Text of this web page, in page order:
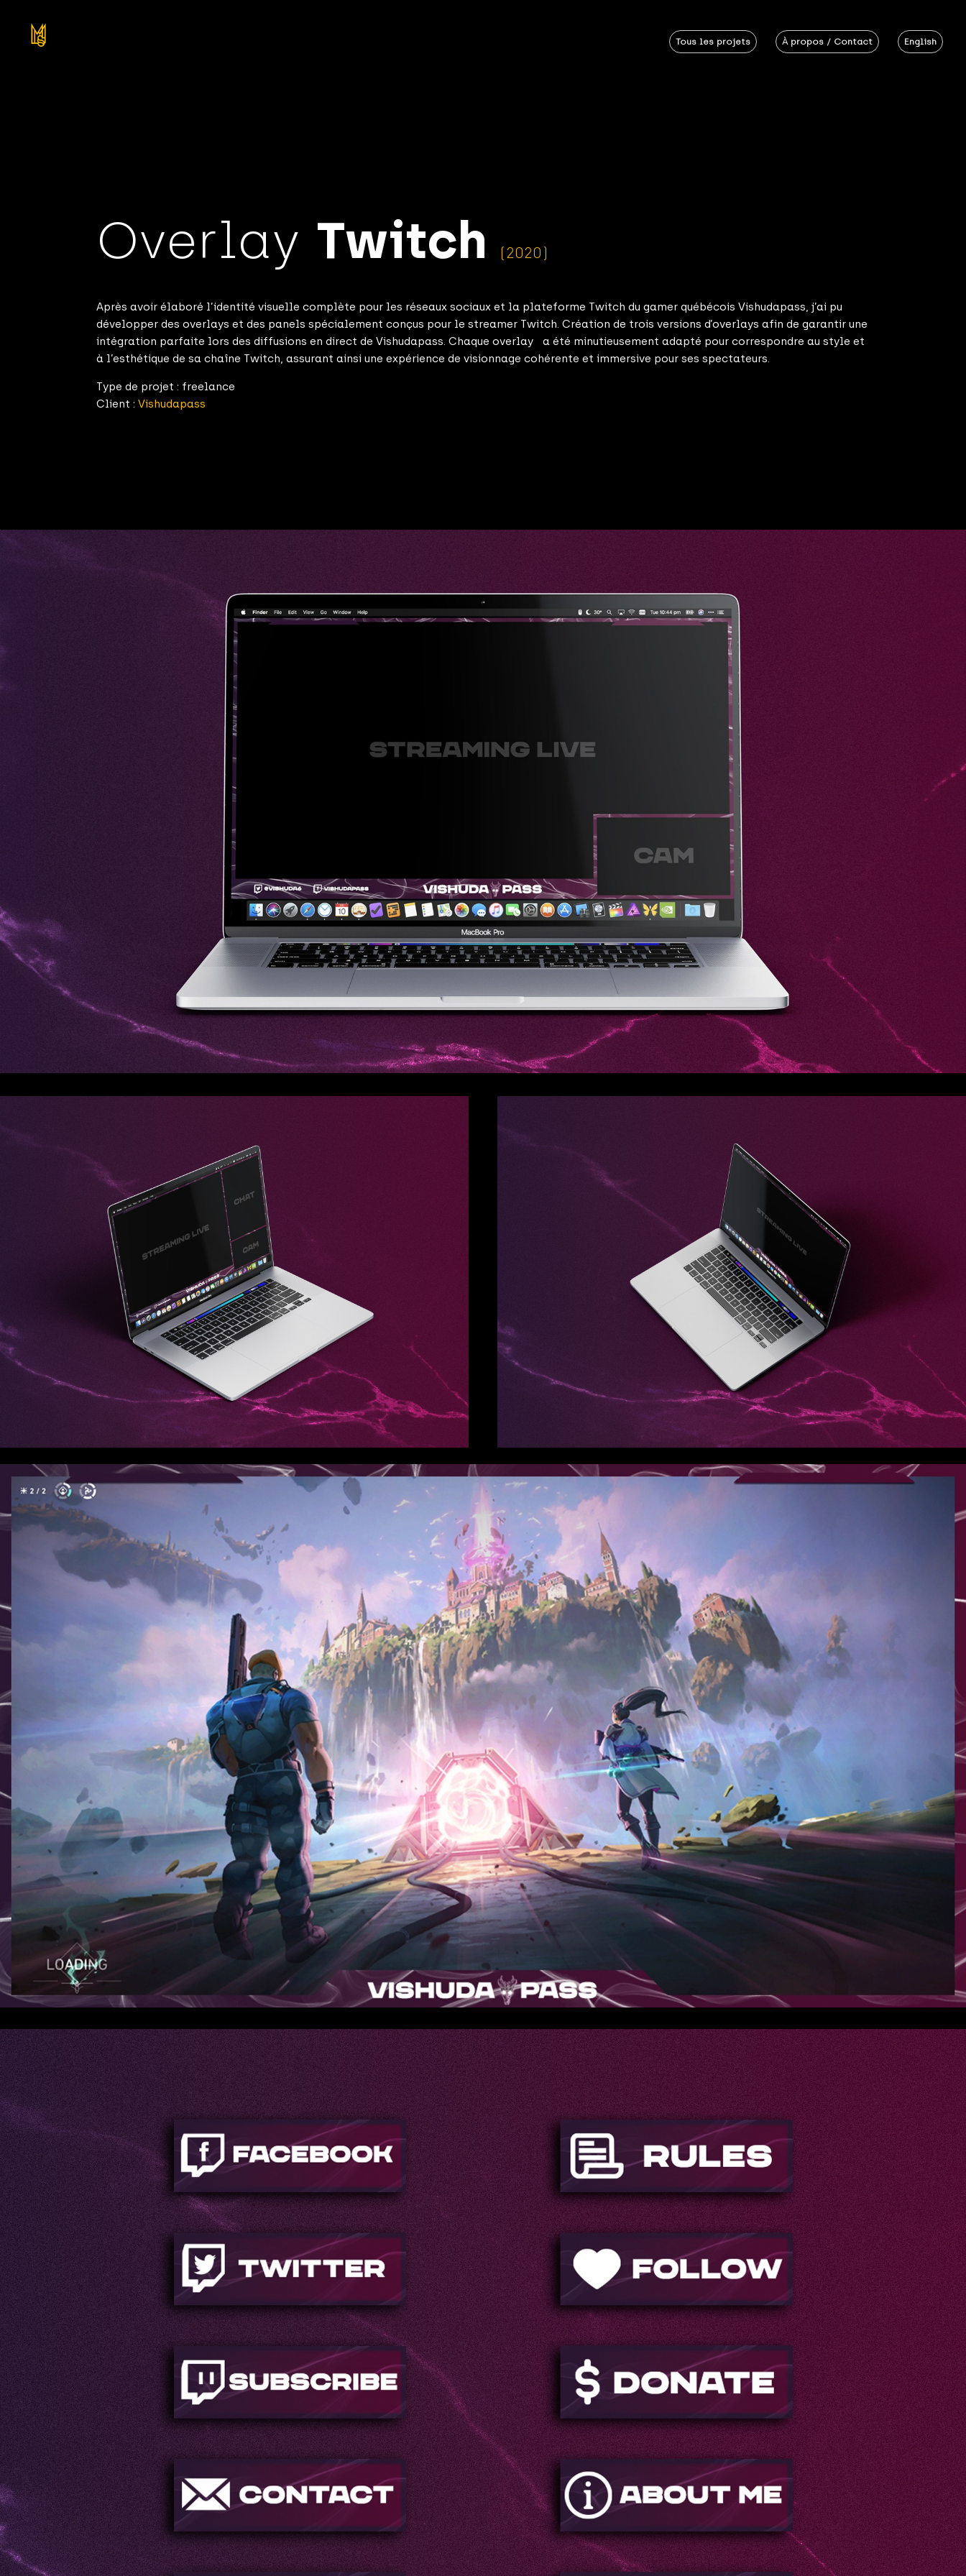
Tous les projets À propos / Contact English
Overlay Twitch (2020)
Après avoir élaboré l’identité visuelle complète pour les réseaux sociaux et la plateforme Twitch du gamer québécois Vishudapass, j’ai pu
développer des overlays et des panels spécialement conçus pour le streamer Twitch. Création de trois versions d’overlays afin de garantir une
intégration parfaite lors des diffusions en direct de Vishudapass. Chaque overlay a été minutieusement adapté pour correspondre au style et
à l’esthétique de sa chaîne Twitch, assurant ainsi une expérience de visionnage cohérente et immersive pour ses spectateurs.
Type de projet : freelance
Client :Vishudapass